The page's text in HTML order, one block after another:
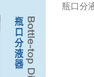
瓶口分